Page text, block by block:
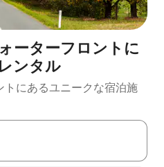
ーターフロントに
ンタル
にあるユニークな宿泊施
下の矢印キーを使って移動するか